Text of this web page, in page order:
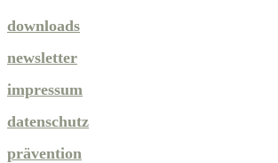
downloads
newsletter
impressum
datenschutz
prävention